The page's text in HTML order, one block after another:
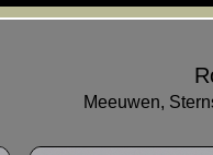
Meeuwen,